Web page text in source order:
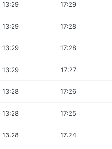
13:29 17:29
13:29 17:28
13:29 17:28
13:29 17:27
13:28 17:26
13:28 17:25
13:28 17:24